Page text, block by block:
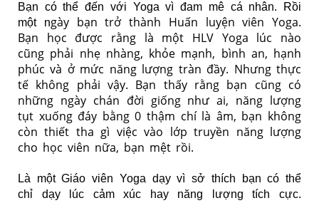
Bạn có thể đến với Yoga vì đam mê cá nhân. Rồi
một ngày bạn trở thành Huấn luyện viên Yoga.
Bạn học được rằng là một HLV Yoga lúc nào
cũng phải nhẹ nhàng, khỏe mạnh, bình an, hạnh
phúc và ở mức năng lượng tràn đầy. Nhưng thực
tế không phải vậy. Bạn thấy rằng bạn cũng có
những ngày chán đời giống như ai, năng lượng
tụt xuống đáy bằng 0 thậm chí là âm, bạn không
còn thiết tha gì việc vào lớp truyền năng lượng
cho học viên nữa, bạn mệt rồi.
Là một Giáo viên Yoga dạy vì sở thích bạn có thể
chỉ dạy lúc cảm xúc hay năng lượng tích cực.